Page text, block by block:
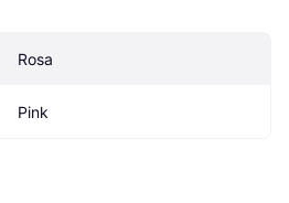
Rosa
Pink